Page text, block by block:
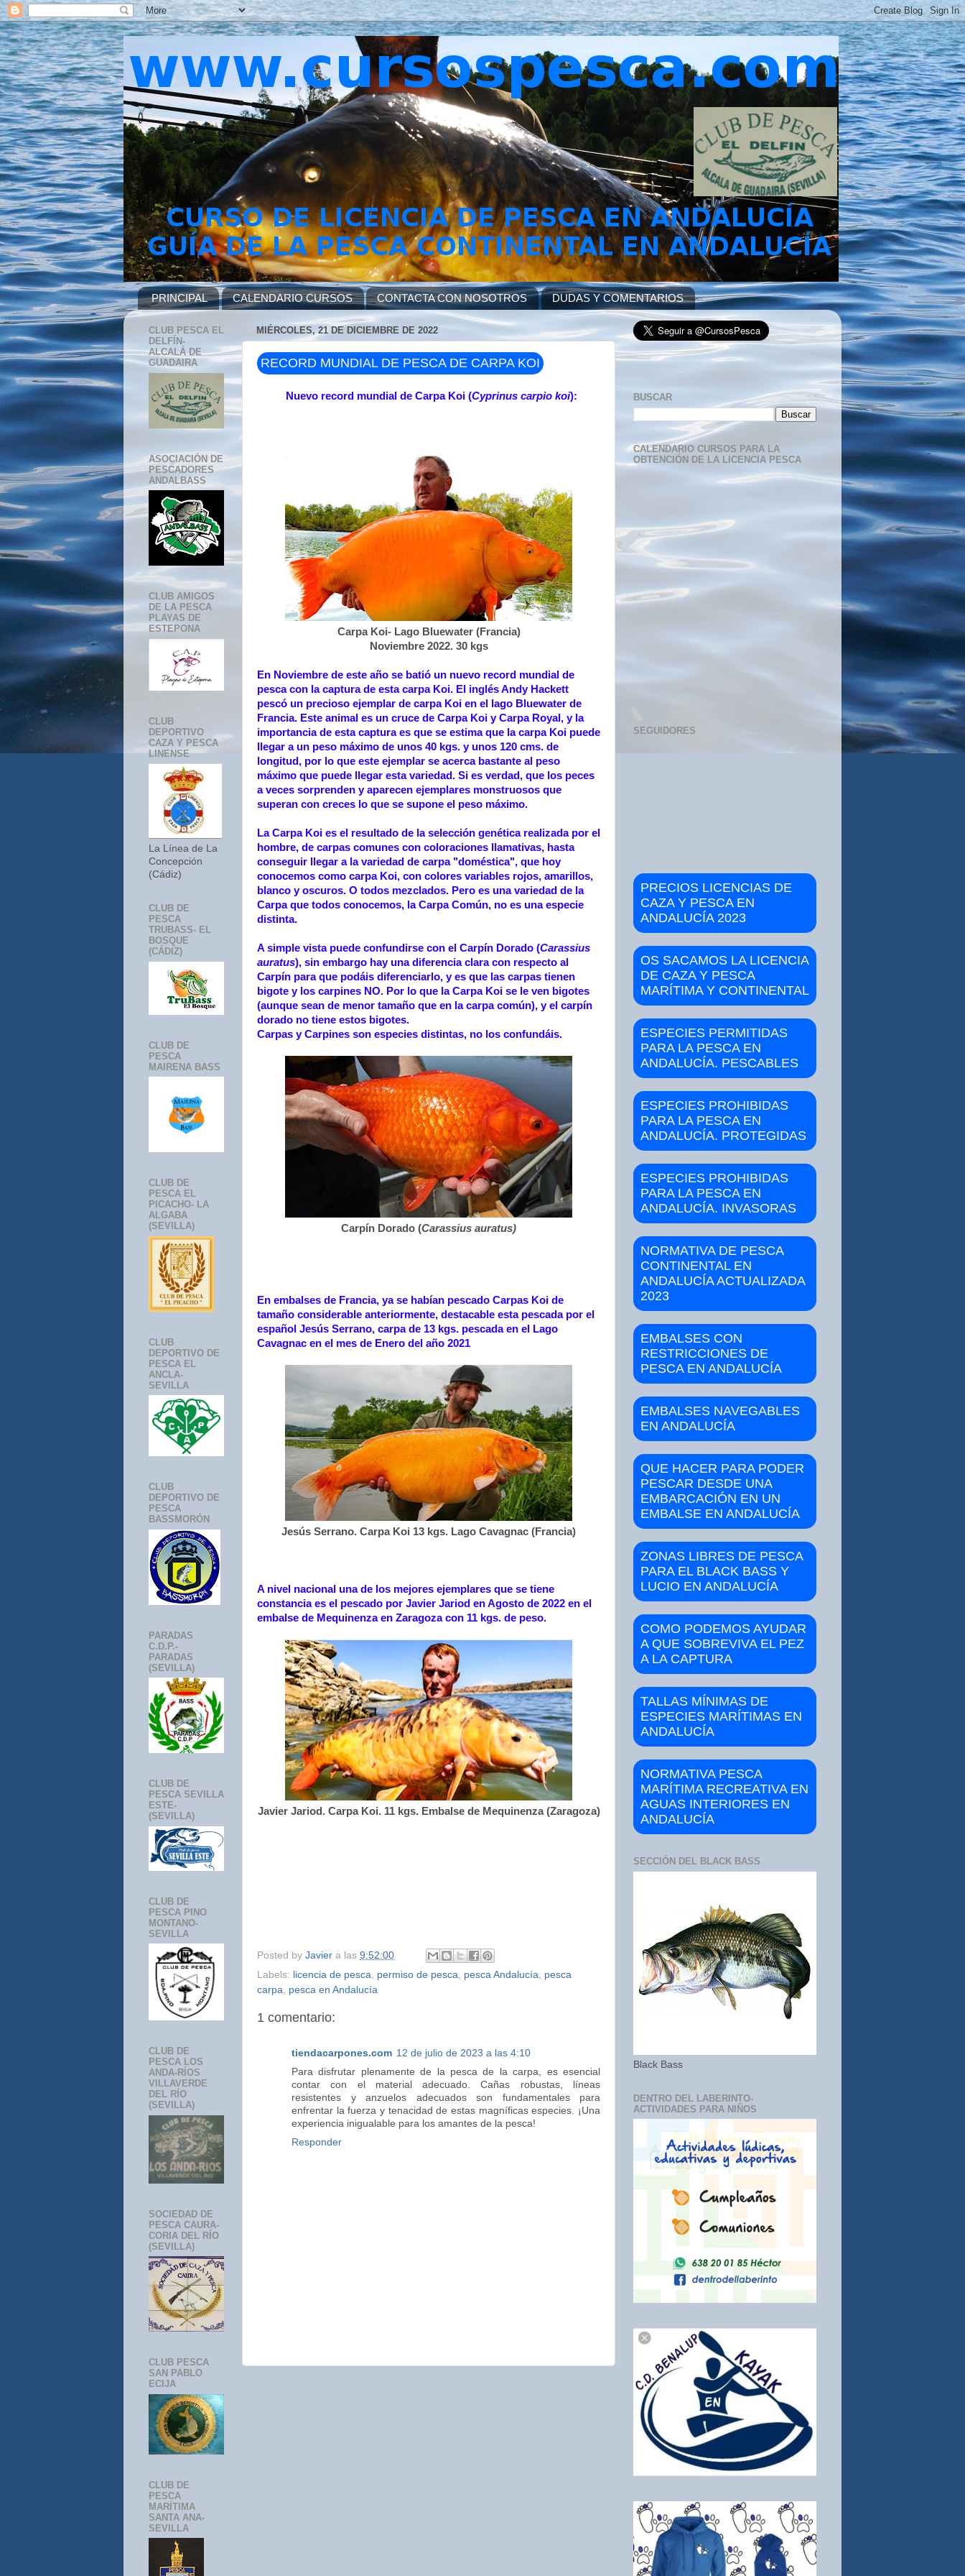
PRINCIPAL CALENDARIO CURSOS CONTACTA CON NOSOTROS DUDAS Y COMENTARIOS
MIÉRCOLES, 21 DE DICIEMBRE DE 2022
RECORD MUNDIAL DE PESCA DE CARPA KOI
Nuevo record mundial de Carpa Koi (Cyprinus carpio koi):
Carpa Koi- Lago Bluewater (Francia)
Noviembre 2022. 30 kgs
En Noviembre de este año se batió un nuevo record mundial de
pesca con la captura de esta carpa Koi. El inglés Andy Hackett
pescó un precioso ejemplar de carpa Koi en el lago Bluewater de
Francia. Este animal es un cruce de Carpa Koi y Carpa Royal, y la
importancia de esta captura es que se estima que la carpa Koi puede
llegar a un peso máximo de unos 40 kgs. y unos 120 cms. de
longitud, por lo que este ejemplar se acerca bastante al peso
máximo que puede llegar esta variedad. Si es verdad, que los peces
a veces sorprenden y aparecen ejemplares monstruosos que
superan con creces lo que se supone el peso máximo.
La Carpa Koi es el resultado de la selección genética realizada por el
hombre, de carpas comunes con coloraciones llamativas, hasta
conseguir llegar a la variedad de carpa "doméstica", que hoy
conocemos como carpa Koi, con colores variables rojos, amarillos,
blanco y oscuros. O todos mezclados. Pero es una variedad de la
Carpa que todos conocemos, la Carpa Común, no es una especie
distinta.
A simple vista puede confundirse con el Carpín Dorado (Carassius
auratus), sin embargo hay una diferencia clara con respecto al
Carpín para que podáis diferenciarlo, y es que las carpas tienen
bigote y los carpines NO. Por lo que la Carpa Koi se le ven bigotes
(aunque sean de menor tamaño que en la carpa común), y el carpín
dorado no tiene estos bigotes.
Carpas y Carpines son especies distintas, no los confundáis.
Carpín Dorado (Carassius auratus)
En embalses de Francia, ya se habían pescado Carpas Koi de
tamaño considerable anteriormente, destacable esta pescada por el
español Jesús Serrano, carpa de 13 kgs. pescada en el Lago
Cavagnac en el mes de Enero del año 2021
Jesús Serrano. Carpa Koi 13 kgs. Lago Cavagnac (Francia)
A nivel nacional una de los mejores ejemplares que se tiene
constancia es el pescado por Javier Jariod en Agosto de 2022 en el
embalse de Mequinenza en Zaragoza con 11 kgs. de peso.
Javier Jariod. Carpa Koi. 11 kgs. Embalse de Mequinenza (Zaragoza)
Posted by Javier a las 9:52:00
Labels: licencia de pesca, permiso de pesca, pesca Andalucía, pesca
carpa, pesca en Andalucía
1 comentario:
tiendacarpones.com 12 de julio de 2023 a las 4:10
Para disfrutar plenamente de la pesca de la carpa, es esencial
contar con el material adecuado. Cañas robustas, líneas
resistentes y anzuelos adecuados son fundamentales para
enfrentar la fuerza y tenacidad de estas magníficas especies. ¡Una
experiencia inigualable para los amantes de la pesca!
Responder
CLUB PESCA EL
DELFÍN-
ALCALÁ DE
GUADAIRA
ASOCIACIÓN DE
PESCADORES
ANDALBASS
CLUB AMIGOS
DE LA PESCA
PLAYAS DE
ESTEPONA
CLUB
DEPORTIVO
CAZA Y PESCA
LINENSE
La Línea de La
Concepción
(Cádiz)
CLUB DE
PESCA
TRUBASS- EL
BOSQUE
(CÁDIZ)
CLUB DE
PESCA
MAIRENA BASS
CLUB DE
PESCA EL
PICACHO- LA
ALGABA
(SEVILLA)
CLUB
DEPORTIVO DE
PESCA EL
ANCLA-
SEVILLA
CLUB
DEPORTIVO DE
PESCA
BASSMORÓN
PARADAS
C.D.P.-
PARADAS
(SEVILLA)
CLUB DE
PESCA SEVILLA
ESTE-
(SEVILLA)
CLUB DE
PESCA PINO
MONTANO-
SEVILLA
CLUB DE
PESCA LOS
ANDA-RÍOS
VILLAVERDE
DEL RÍO
(SEVILLA)
SOCIEDAD DE
PESCA CAURA-
CORIA DEL RÍO
(SEVILLA)
CLUB PESCA
SAN PABLO
ECIJA
CLUB DE
PESCA
MARÍTIMA
SANTA ANA-
SEVILLA
BUSCAR
CALENDARIO CURSOS PARA LA
OBTENCIÓN DE LA LICENCIA PESCA
SEGUIDORES
PRECIOS LICENCIAS DE
CAZA Y PESCA EN
ANDALUCÍA 2023
OS SACAMOS LA LICENCIA
DE CAZA Y PESCA
MARÍTIMA Y CONTINENTAL
ESPECIES PERMITIDAS
PARA LA PESCA EN
ANDALUCÍA. PESCABLES
ESPECIES PROHIBIDAS
PARA LA PESCA EN
ANDALUCÍA. PROTEGIDAS
ESPECIES PROHIBIDAS
PARA LA PESCA EN
ANDALUCÍA. INVASORAS
NORMATIVA DE PESCA
CONTINENTAL EN
ANDALUCÍA ACTUALIZADA
2023
EMBALSES CON
RESTRICCIONES DE
PESCA EN ANDALUCÍA
EMBALSES NAVEGABLES
EN ANDALUCÍA
QUE HACER PARA PODER
PESCAR DESDE UNA
EMBARCACIÓN EN UN
EMBALSE EN ANDALUCÍA
ZONAS LIBRES DE PESCA
PARA EL BLACK BASS Y
LUCIO EN ANDALUCÍA
COMO PODEMOS AYUDAR
A QUE SOBREVIVA EL PEZ
A LA CAPTURA
TALLAS MÍNIMAS DE
ESPECIES MARÍTIMAS EN
ANDALUCÍA
NORMATIVA PESCA
MARÍTIMA RECREATIVA EN
AGUAS INTERIORES EN
ANDALUCÍA
SECCIÓN DEL BLACK BASS
Black Bass
DENTRO DEL LABERINTO-
ACTIVIDADES PARA NIÑOS